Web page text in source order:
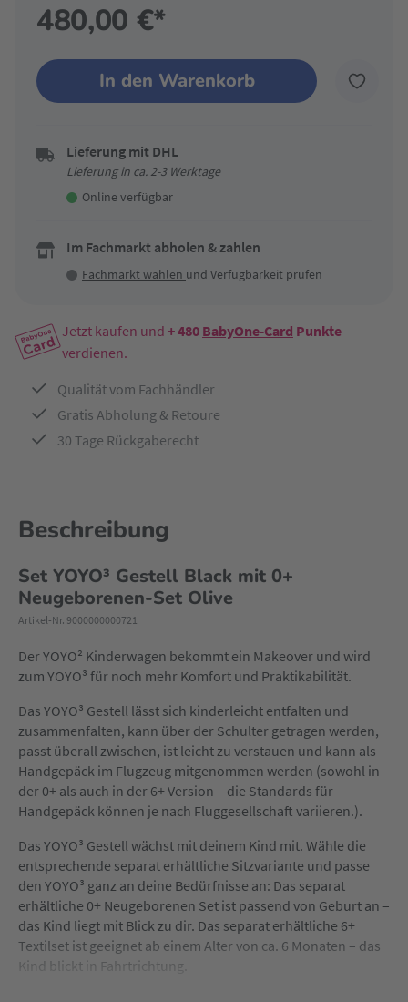
480,00 €*
In den Warenkorb
Lieferung mit DHL
Lieferung in ca. 2-3 Werktage
Online verfügbar
Im Fachmarkt abholen & zahlen
Fachmarkt wählen und Verfügbarkeit prüfen
Jetzt kaufen und + 480 BabyOne-Card Punkte
verdienen.
Qualität vom Fachhändler
Gratis Abholung & Retoure
30 Tage Rückgaberecht
Beschreibung
Set YOYO³ Gestell Black mit 0+
Neugeborenen-Set Olive
Artikel-Nr. 9000000000721
Der YOYO² Kinderwagen bekommt ein Makeover und wird
zum YOYO³ für noch mehr Komfort und Praktikabilität.
Das YOYO³ Gestell lässt sich kinderleicht entfalten und
zusammenfalten, kann über der Schulter getragen werden,
passt überall zwischen, ist leicht zu verstauen und kann als
Handgepäck im Flugzeug mitgenommen werden (sowohl in
der 0+ als auch in der 6+ Version – die Standards für
Handgepäck können je nach Fluggesellschaft variieren.).
Das YOYO³ Gestell wächst mit deinem Kind mit. Wähle die
entsprechende separat erhältliche Sitzvariante und passe
den YOYO³ ganz an deine Bedürfnisse an: Das separat
erhältliche 0+ Neugeborenen Set ist passend von Geburt an –
das Kind liegt mit Blick zu dir. Das separat erhältliche 6+
Textilset ist geeignet ab einem Alter von ca. 6 Monaten – das
Kind blickt in Fahrtrichtung.